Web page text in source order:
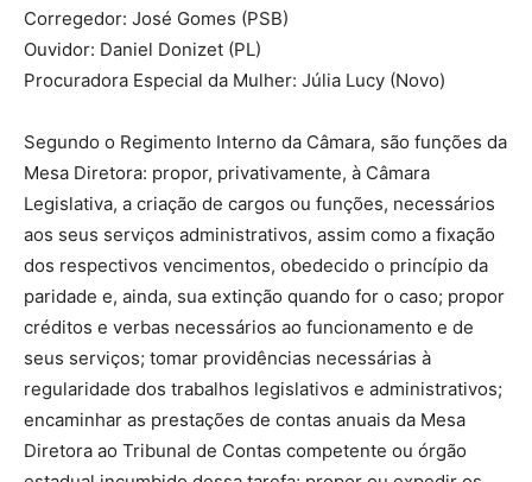
Corregedor: José Gomes (PSB)
Ouvidor: Daniel Donizet (PL)
Procuradora Especial da Mulher: Júlia Lucy (Novo)
Segundo o Regimento Interno da Câmara, são funções da
Mesa Diretora: propor, privativamente, à Câmara
Legislativa, a criação de cargos ou funções, necessários
aos seus serviços administrativos, assim como a fixação
dos respectivos vencimentos, obedecido o princípio da
paridade e, ainda, sua extinção quando for o caso; propor
créditos e verbas necessários ao funcionamento e de
seus serviços; tomar providências necessárias à
regularidade dos trabalhos legislativos e administrativos;
encaminhar as prestações de contas anuais da Mesa
Diretora ao Tribunal de Contas competente ou órgão